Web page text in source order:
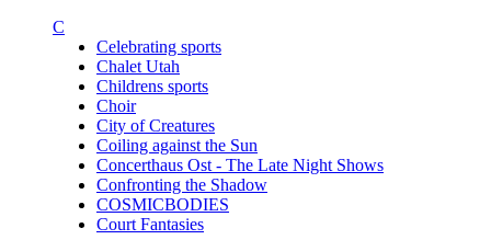
C
Celebrating sports
Chalet Utah
Childrens sports
Choir
City of Creatures
Coiling against the Sun
Concerthaus Ost - The Late Night Shows
Confronting the Shadow
COSMICBODIES
Court Fantasies